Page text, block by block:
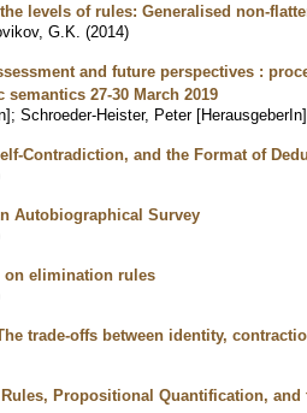
levels of rules: Generalised non-
G.K. (2014)
and future perspectives :
27-30 March 2019
; Schroeder-Heister, Peter [HerausgeberIn]
Contradiction, and the Format of
Autobiographical Survey
on elimination rules
trade-offs between identity,
Propositional Quantification,